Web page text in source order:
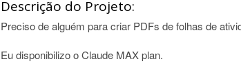
Descrição do Projeto:
Preciso de alguém para criar PDFs de folhas de
Eu disponibilizo o Claude MAX plan.